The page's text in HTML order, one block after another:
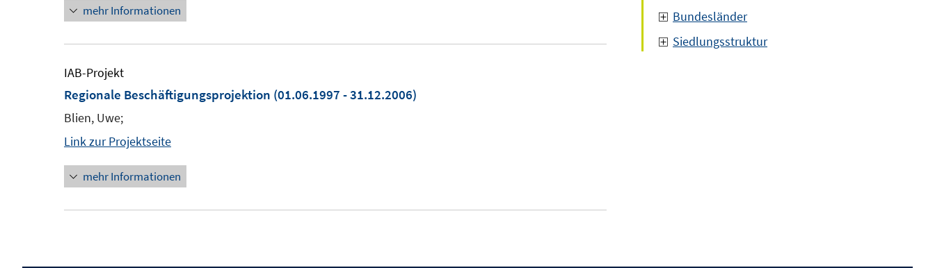
mehr Informationen
IAB-Projekt
Regionale Beschäftigungsprojektion (01.06.1997 - 31.12.2006)
Blien, Uwe;
Link zur Projektseite
mehr Informationen
Bundesländer
Siedlungsstruktur